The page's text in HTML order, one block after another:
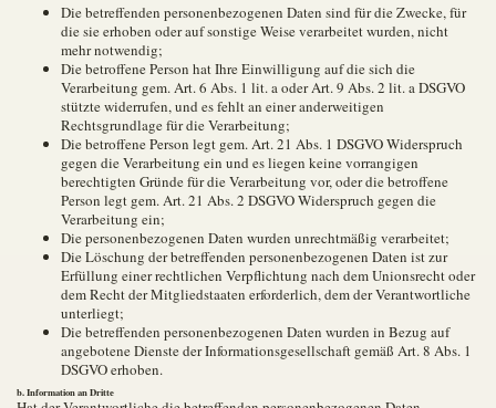
Die betreffenden personenbezogenen Daten sind für die Zwecke, für
die sie erhoben oder auf sonstige Weise verarbeitet wurden, nicht
mehr notwendig;
Die betroffene Person hat Ihre Einwilligung auf die sich die
Verarbeitung gem. Art. 6 Abs. 1 lit. a oder Art. 9 Abs. 2 lit. a DSGVO
stützte widerrufen, und es fehlt an einer anderweitigen
Rechtsgrundlage für die Verarbeitung;
Die betroffene Person legt gem. Art. 21 Abs. 1 DSGVO Widerspruch
gegen die Verarbeitung ein und es liegen keine vorrangigen
berechtigten Gründe für die Verarbeitung vor, oder die betroffene
Person legt gem. Art. 21 Abs. 2 DSGVO Widerspruch gegen die
Verarbeitung ein;
Die personenbezogenen Daten wurden unrechtmäßig verarbeitet;
Die Löschung der betreffenden personenbezogenen Daten ist zur
Erfüllung einer rechtlichen Verpflichtung nach dem Unionsrecht oder
dem Recht der Mitgliedstaaten erforderlich, dem der Verantwortliche
unterliegt;
Die betreffenden personenbezogenen Daten wurden in Bezug auf
angebotene Dienste der Informationsgesellschaft gemäß Art. 8 Abs. 1
DSGVO erhoben.
b. Information an Dritte